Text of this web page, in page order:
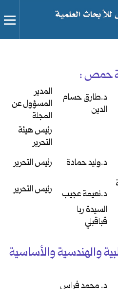
حمص :
د.طارق حسام
الدين
المدير
المسؤول عن
المجلة
رئيس هيئة
التحرير
د.وليد حمادة
رئيس التحرير
د.نعيمة عجيب رئيس التحرير
السيدة ربا
قباقبلي
والهندسية والأساسية
د. محمد فراس